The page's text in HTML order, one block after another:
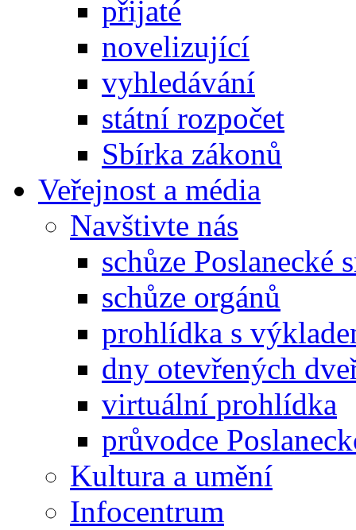
přijaté
novelizující
vyhledávání
státní rozpočet
Sbírka zákonů
Veřejnost a média
Navštivte nás
schůze Poslanecké
schůze orgánů
prohlídka s
dny otevřených
virtuální prohlídka
průvodce
Kultura a umění
Infocentrum